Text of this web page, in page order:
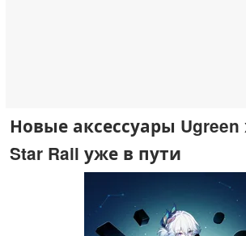
Новые аксессуары Ugreen
Star Rail уже в пути